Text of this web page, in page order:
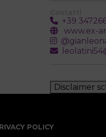
+39
www.ex-
Disclaimer
POLICY